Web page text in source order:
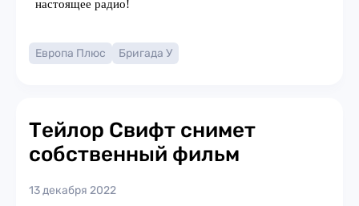
Европа Плюс Бригада У
Тейлор Свифт снимет
собственный фильм
13 декабря 2022